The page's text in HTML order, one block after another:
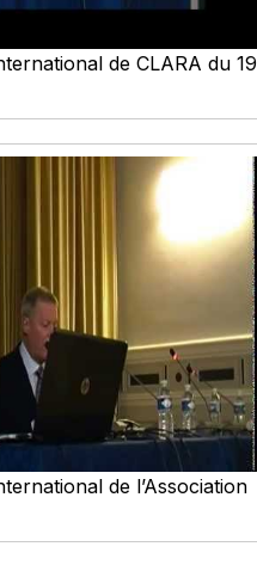
de CLARA du 19
de l’Association